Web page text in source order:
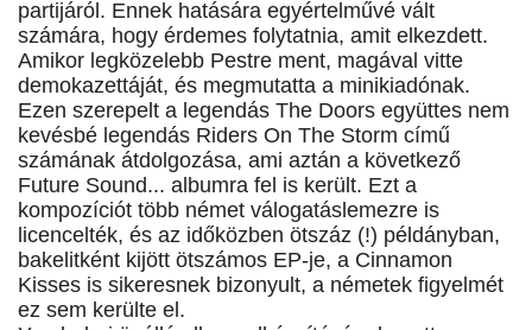
partijáról. Ennek hatására egyértelművé vált
számára, hogy érdemes folytatnia, amit elkezdett.
Amikor legközelebb Pestre ment, magával vitte
demokazettáját, és megmutatta a minikiadónak.
Ezen szerepelt a legendás The Doors együttes nem
kevésbé legendás Riders On The Storm című
számának átdolgozása, ami aztán a következő
Future Sound... albumra fel is került. Ezt a
kompozíciót több német válogatáslemezre is
licencelték, és az időközben ötszáz (!) példányban,
bakelitként kijött ötszámos EP-je, a Cinnamon
Kisses is sikeresnek bizonyult, a németek figyelmét
ez sem kerülte el.